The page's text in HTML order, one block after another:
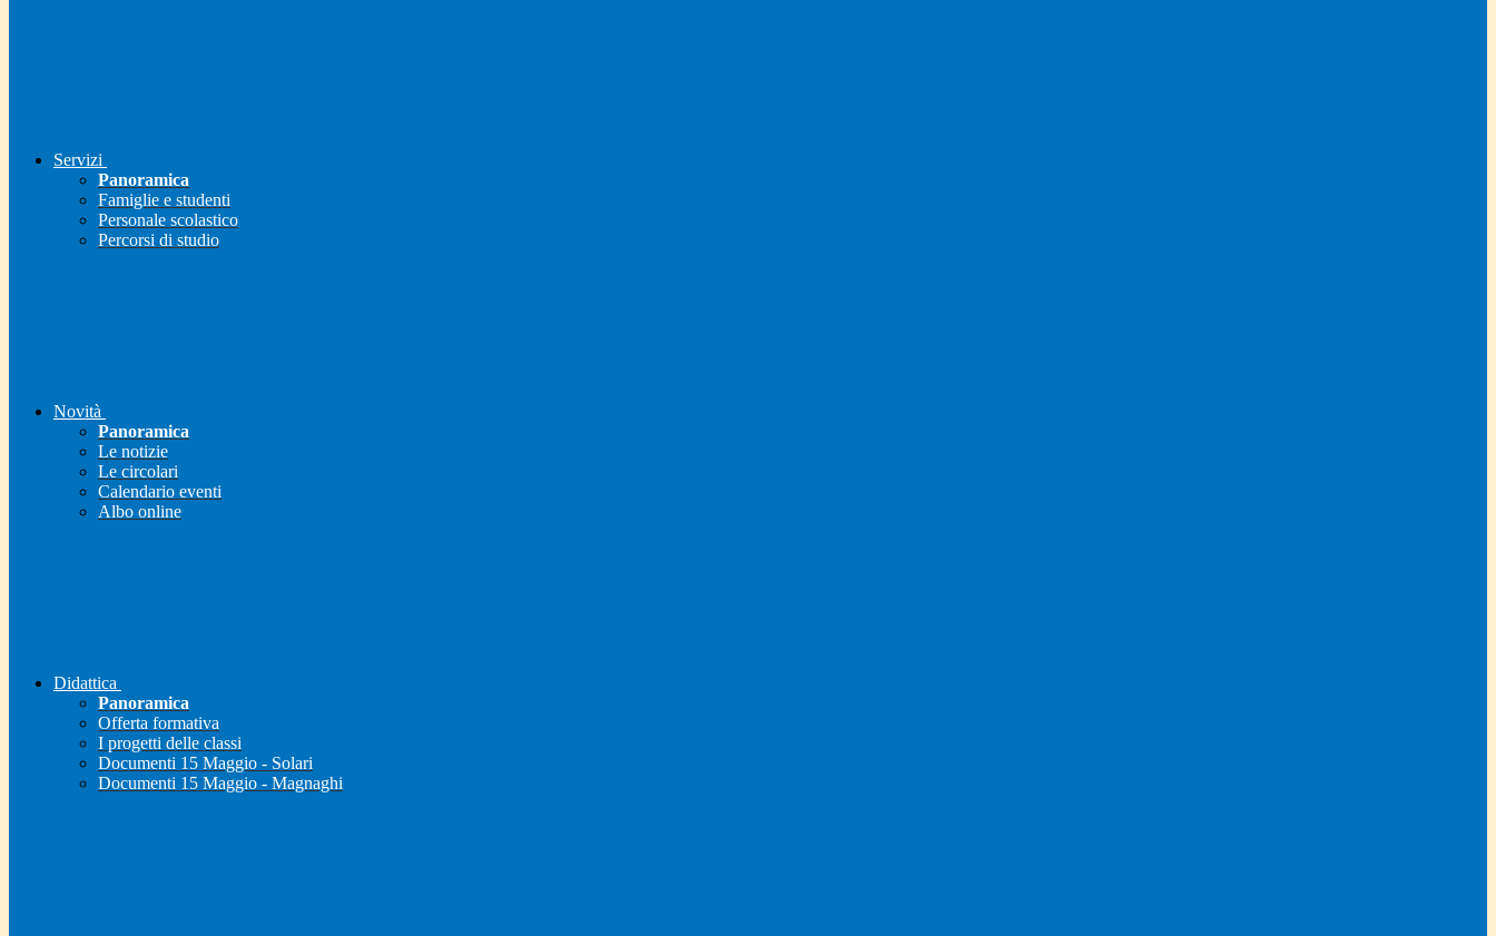
Servizi
Panoramica
Famiglie e studenti
Personale scolastico
Percorsi di studio
Novità
Panoramica
Le notizie
Le circolari
Calendario eventi
Albo online
Didattica
Panoramica
Offerta formativa
I progetti delle classi
Documenti 15 Maggio - Solari
Documenti 15 Maggio - Magnaghi